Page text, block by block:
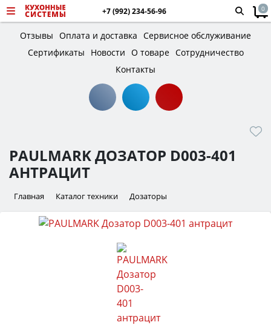
+7 (992) 234-56-96 0
Отзывы Оплата и доставка Сервисное обслуживание
Сертификаты
Новости О товаре Сотрудничество
Контакты
PAULMARK ДОЗАТОР D003-401
АНТРАЦИТ
Главная Каталог техники Дозаторы